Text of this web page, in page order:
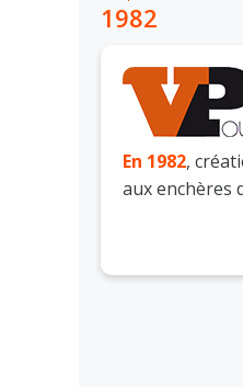
1982
En 1982,
aux enchères